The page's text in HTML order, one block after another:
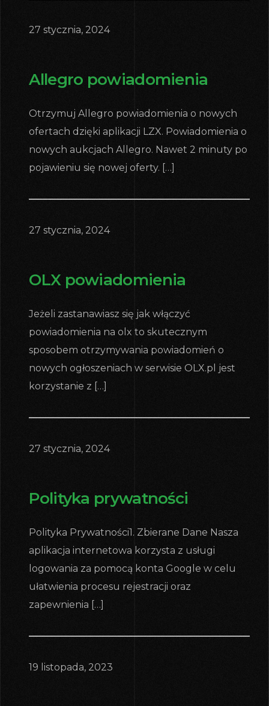
27 stycznia, 2024
Allegro powiadomienia
Otrzymuj Allegro powiadomienia o nowych
ofertach dzięki aplikacji LZX. Powiadomienia o
nowych aukcjach Allegro. Nawet 2 minuty po
pojawieniu się nowej oferty. […]
27 stycznia, 2024
OLX powiadomienia
Jeżeli zastanawiasz się jak włączyć
powiadomienia na olx to skutecznym
sposobem otrzymywania powiadomień o
nowych ogłoszeniach w serwisie OLX.pl jest
korzystanie z […]
27 stycznia, 2024
Polityka prywatności
Polityka Prywatności1. Zbierane Dane Nasza
aplikacja internetowa korzysta z usługi
logowania za pomocą konta Google w celu
ułatwienia procesu rejestracji oraz
zapewnienia […]
19 listopada, 2023